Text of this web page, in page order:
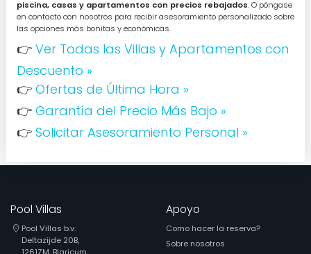
piscina, casas y apartamentos con precios rebajados. O póngase
en contacto con nosotros para recibir asesoramiento personalizado sobre
las opciones más bonitas y económicas.
👉 Ver Todas las Villas y Apartamentos con
Descuento »
👉 Ofertas de Última Hora »
👉 Garantía del Precio Más Bajo »
👉 Solicitar Asesoramiento Personal »
Pool Villas
Pool Villas b.v.
Deltazijde 20B,
Apoyo
Como hacer la reserva?
Sobre nosotros